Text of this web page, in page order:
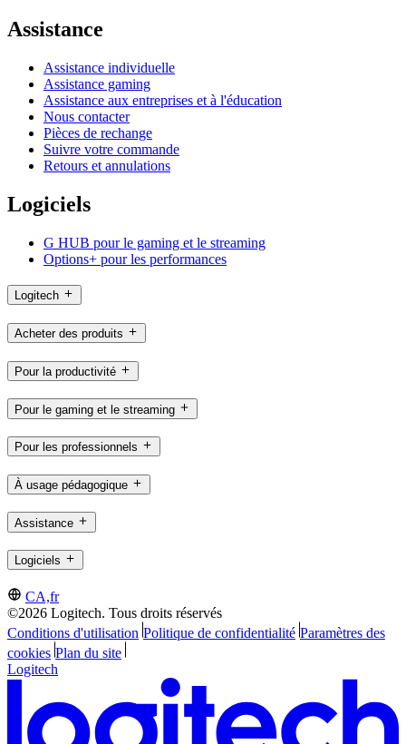
Assistance
Assistance individuelle
Assistance gaming
Assistance aux entreprises et à l'éducation
Nous contacter
Pièces de rechange
Suivre votre commande
Retours et annulations
Logiciels
G HUB pour le gaming et le streaming
Options+ pour les performances
Logitech
Acheter des produits
Pour la productivité
Pour le gaming et le streaming
Pour les professionnels
À usage pédagogique
Assistance
Logiciels
CA,fr
©2026 Logitech. Tous droits réservés
Conditions d'utilisation Politique de confidentialité Paramètres des
cookies Plan du site
Logitech